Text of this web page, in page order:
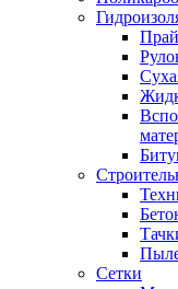
Сетки